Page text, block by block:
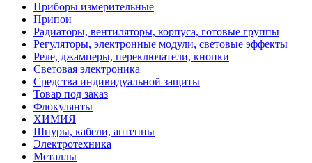
Приборы измерительные
Припои
Радиаторы, вентиляторы, корпуса, готовые группы
Регуляторы, электронные модули, световые эффекты
Реле, джамперы, переключатели, кнопки
Световая электроника
Средства индивидуальной защиты
Товар под заказ
Флокулянты
ХИМИЯ
Шнуры, кабели, антенны
Электротехника
Металлы